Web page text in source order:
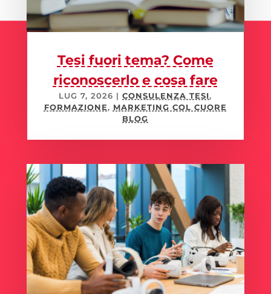
Tesi fuori tema? Come
riconoscerlo e cosa fare
LUG 7, 2026 |CONSULENZA TESI,
FORMAZIONE, MARKETING COL CUORE
BLOG